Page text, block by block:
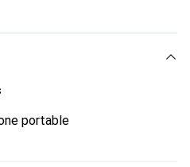
exigeant.
portable